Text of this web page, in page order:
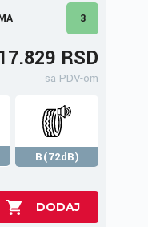
3
RSD
sa PDV-om
B(72dB)